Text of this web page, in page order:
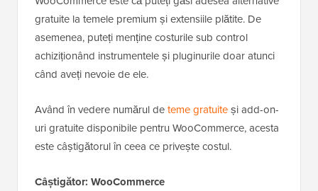
gratuite la temele premium și extensiile plătite. De
asemenea, puteți menține costurile sub control
achiziționând instrumentele și pluginurile doar atunci
când aveți nevoie de ele.
Având în vedere numărul deteme gratuiteși add-on-
uri gratuite disponibile pentru WooCommerce, acesta
este câștigătorul în ceea ce privește costul.
Câștigător: WooCommerce